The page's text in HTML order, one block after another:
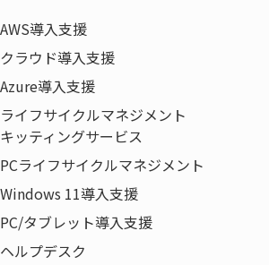
AWS導入支援
クラウド導入支援
Azure導入支援
ライフサイクルマネジメント
キッティングサービス
PCライフサイクルマネジメント
Windows 11導入支援
PC/タブレット導入支援
ヘルプデスク
事業体系
審査評価
従業員の教育やVOC収集と分析、適用に
ス創出が図られていることが確認できた